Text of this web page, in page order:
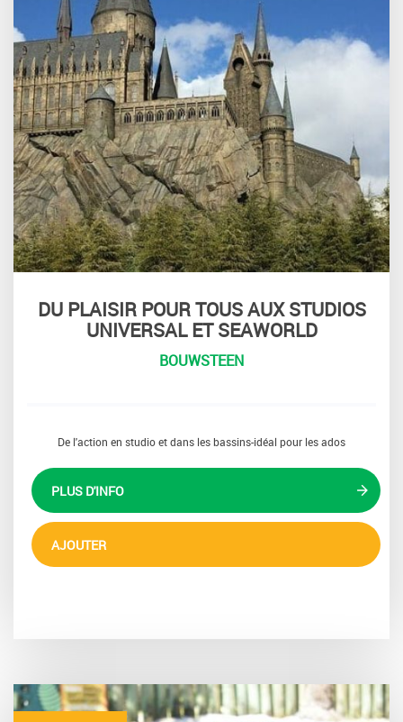
DU PLAISIR POUR TOUS AUX STUDIOS
UNIVERSAL ET SEAWORLD
BOUWSTEEN
De l'action en studio et dans les bassins-idéal pour les ados
PLUS D'INFO
AJOUTER